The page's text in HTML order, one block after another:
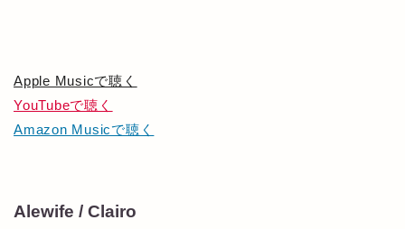
Apple Musicで聴く
YouTubeで聴く
Amazon Musicで聴く
Alewife / Clairo